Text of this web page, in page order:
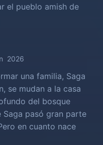
el pueblo amish de
2026
una familia, Saga
se mudan a la casa
del bosque
Saga pasó gran parte
en cuanto nace